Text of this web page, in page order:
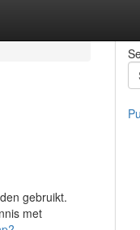
gebruikt.
met